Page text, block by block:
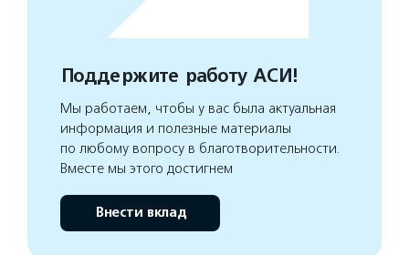
Поддержите работу АСИ!
Мы работаем, чтобы у вас была актуальная
информация и полезные материалы
по любому вопросу в благотворительности.
Вместе мы этого достигнем
Внести вклад